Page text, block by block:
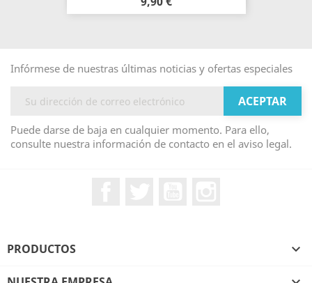
Infórmese de nuestras últimas noticias y ofertas especiales
Puede darse de baja en cualquier momento. Para ello,
consulte nuestra información de contacto en el aviso legal.
PRODUCTOS 